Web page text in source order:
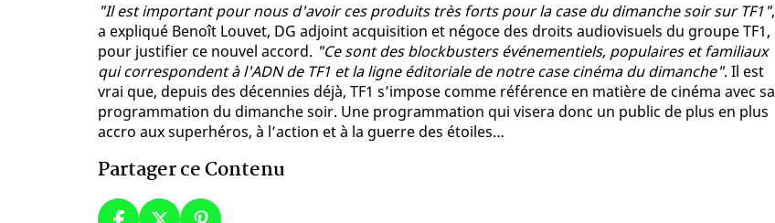
"Il est important pour nous d'avoir ces produits très forts pour la case du dimanche soir sur TF1",
a expliqué Benoît Louvet, DG adjoint acquisition et négoce des droits audiovisuels du groupe TF1,
pour justifier ce nouvel accord. "Ce sont des blockbusters événementiels, populaires et familiaux
qui correspondent à l'ADN de TF1 et la ligne éditoriale de notre case cinéma du dimanche". Il est
vrai que, depuis des décennies déjà, TF1 s’impose comme référence en matière de cinéma avec sa
programmation du dimanche soir. Une programmation qui visera donc un public de plus en plus
accro aux superhéros, à l’action et à la guerre des étoiles…
Partager ce Contenu